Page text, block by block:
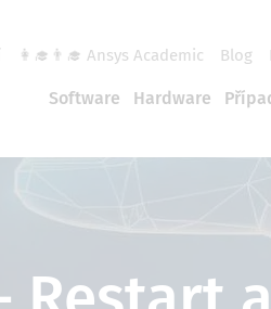
👩‍🎓👨‍🎓 Ansys Academic Blog
Software Hardware